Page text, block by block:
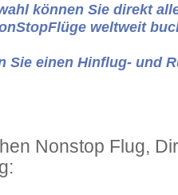
können Sie direkt
weltweit
Sie einen Hinflug- und
Nonstop Flug,